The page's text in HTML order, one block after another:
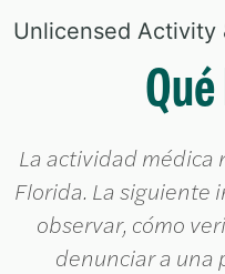
toUnlicensed Activity
La actividad médica
Florida. La siguiente
observar, cómo
denunciar a una